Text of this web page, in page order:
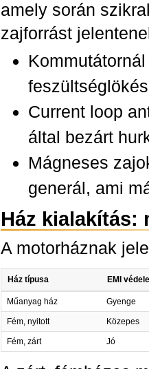
amely során
zajforrást
Current loop
által bezárt
Mágneses
generál, ami
Ház kialakítás:
A motorháznak
Ház típusa EMI
Műanyag ház Gyenge
Fém, nyitott Közepes
Fém, zárt Jó